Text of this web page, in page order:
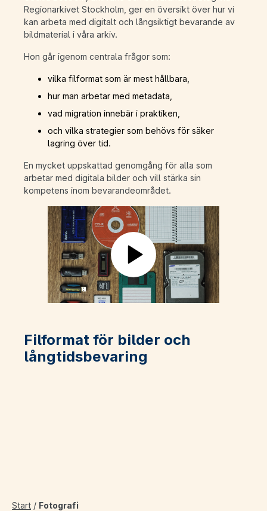
Regionarkivet Stockholm, ger en översikt över hur vi
kan arbeta med digitalt och långsiktigt bevarande av
bildmaterial i våra arkiv.
Hon går igenom centrala frågor som:
vilka filformat som är mest hållbara,
hur man arbetar med metadata,
vad migration innebär i praktiken,
och vilka strategier som behövs för säker
lagring över tid.
En mycket uppskattad genomgång för alla som
arbetar med digitala bilder och vill stärka sin
kompetens inom bevarandeområdet.
Play
Filformat för bilder och
långtidsbevaring
Start / Fotografi